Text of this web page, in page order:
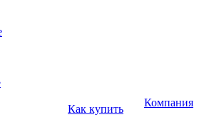
Как купить
Компания